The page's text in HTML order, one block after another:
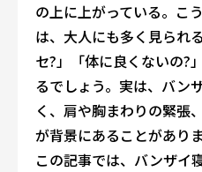
の上に上がっている。こ
は、大人にも多く見られ
セ?」「体に良くないの?
るでしょう。実は、バン
く、肩や胸まわりの緊張
が背景にあることがありま
この記事では、バンザイ